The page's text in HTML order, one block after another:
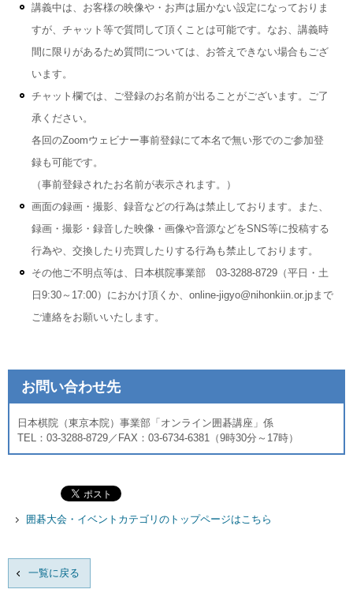
講義中は、お客様の映像や・お声は届かない設定になっておりま
すが、チャット等で質問して頂くことは可能です。なお、講義時
間に限りがあるため質問については、お答えできない場合もござ
います。
チャット欄では、ご登録のお名前が出ることがございます。ご了
承ください。
各回のZoomウェビナー事前登録にて本名で無い形でのご参加登
録も可能です。
（事前登録されたお名前が表示されます。）
画面の録画・撮影、録音などの行為は禁止しております。また、
録画・撮影・録音した映像・画像や音源などをSNS等に投稿する
行為や、交換したり売買したりする行為も禁止しております。
その他ご不明点等は、日本棋院事業部 03-3288-8729（平日・土
日9:30～17:00）におかけ頂くか、online-jigyo@nihonkiin.or.jpまで
ご連絡をお願いいたします。
お問い合わせ先
日本棋院（東京本院）事業部「オンライン囲碁講座」係
TEL：03-3288-8729／FAX：03-6734-6381（9時30分～17時）
囲碁大会・イベントカテゴリのトップページはこちら
一覧に戻る